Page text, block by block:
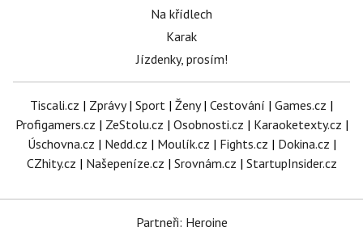
Na křídlech
Karak
Jízdenky, prosím!
Tiscali.cz | Zprávy| Sport | Ženy| Cestování | Games.cz |
Profigamers.cz | ZeStolu.cz | Osobnosti.cz | Karaoketexty.cz |
Úschovna.cz | Nedd.cz | Moulík.cz | Fights.cz | Dokina.cz |
CZhity.cz | Našepeníze.cz | Srovnám.cz | StartupInsider.cz
Partneři: Heroine